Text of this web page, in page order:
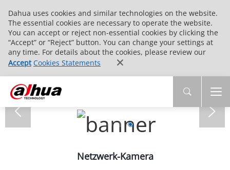
Dahua uses cookies and similar technologies on the website.
The essential cookies are necessary to operate the website.
You can accept or reject non-essential cookies by clicking the
“Accept” or “Reject” button. You can change your settings at
any time. For details about the cookies, please review our
Accept Cookies Statements
Netzwerk-Kamera